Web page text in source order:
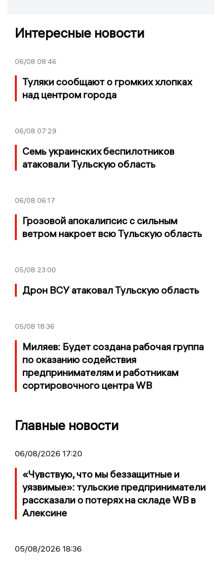
Интересные новости
06/08 08:46
Туляки сообщают о громких хлопках
над центром города
06/08 07:29
Семь украинских беспилотников
атаковали Тульскую область
06/08 06:17
Грозовой апокалипсис с сильным
ветром накроет всю Тульскую область
05/08 23:00
Дрон ВСУ атаковал Тульскую область
05/08 18:36
Миляев: Будет создана рабочая группа
по оказанию содействия
предпринимателям и работникам
сортировочного центра WB
Главные новости
06/08/2026 17:20
«Чувствую, что мы беззащитные и
уязвимые»: тульские предприниматели
рассказали о потерях на складе WB в
Алексине
05/08/2026 18:36